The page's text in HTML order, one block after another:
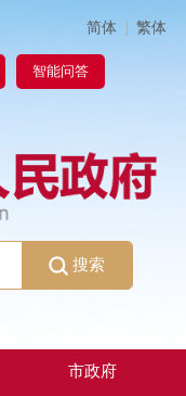
简体 | 繁体
智能问答
搜索
市政府